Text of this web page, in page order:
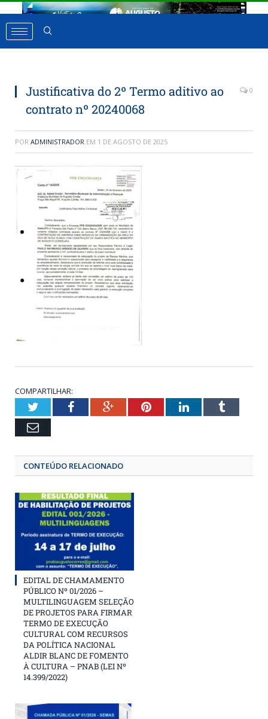
Justificativa do 2º Termo aditivo ao
contrato nº 20240068
0
POR ADMINISTRADOR EM 1 DE AGOSTO DE 2025
COMPARTILHAR:
TwitterFacebookGoogle+Pinterest
LinkedIn
Email
CONTEÚDO RELACIONADO
EDITAL DE CHAMAMENTO
PÚBLICO Nº 01/2026 –
MULTILINGUAGEM SELEÇÃO
DE PROJETOS PARA FIRMAR
TERMO DE EXECUÇÃO
CULTURAL COM RECURSOS
DA POLÍTICA NACIONAL
ALDIR BLANC DE FOMENTO
À CULTURA – PNAB (LEI Nº
14.399/2022)